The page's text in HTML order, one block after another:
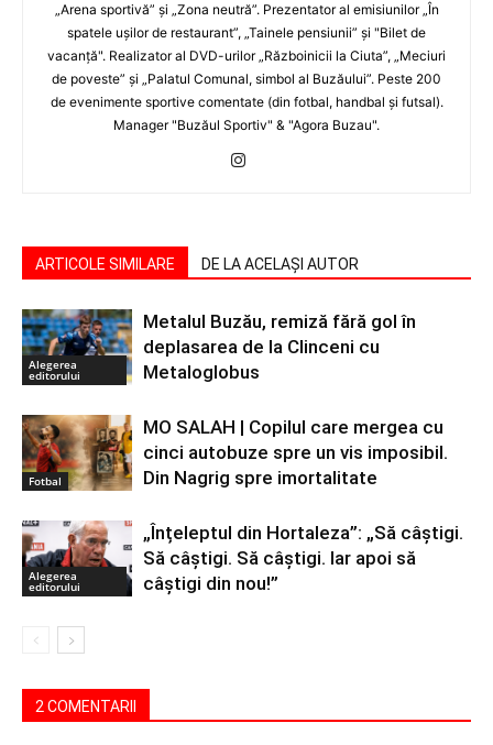
„Arena sportivă” şi „Zona neutră”. Prezentator al emisiunilor „În
spatele uşilor de restaurant”, „Tainele pensiunii” şi "Bilet de
vacanţă". Realizator al DVD-urilor „Războinicii la Ciuta”, „Meciuri
de poveste” şi „Palatul Comunal, simbol al Buzăului”. Peste 200
de evenimente sportive comentate (din fotbal, handbal şi futsal).
Manager "Buzăul Sportiv" & "Agora Buzau".
ARTICOLE SIMILARE DE LA ACELAȘI AUTOR
Alegerea
editorului
Metalul Buzău, remiză fără gol în
deplasarea de la Clinceni cu
Metaloglobus
Fotbal
MO SALAH | Copilul care mergea cu
cinci autobuze spre un vis imposibil.
Din Nagrig spre imortalitate
Alegerea
editorului
„Înțeleptul din Hortaleza”: „Să câștigi.
Să câștigi. Să câștigi. Iar apoi să
câștigi din nou!”
2 COMENTARII